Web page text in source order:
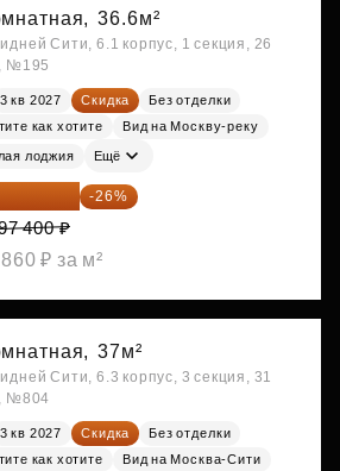
36.6м²
Сити, 6.1 корпус, 1 секция, 26
№195
3 кв 2027 Скидка
Без отделки
как хотите
Вид на Москву-реку
лоджия Ещё
076 ₽ -26%
400 ₽
₽ за м²
37м²
Сити, 6.3 корпус, 3 секция, 31
№804
3 кв 2027 Скидка
Без отделки
как хотите
Вид на Москва-Сити